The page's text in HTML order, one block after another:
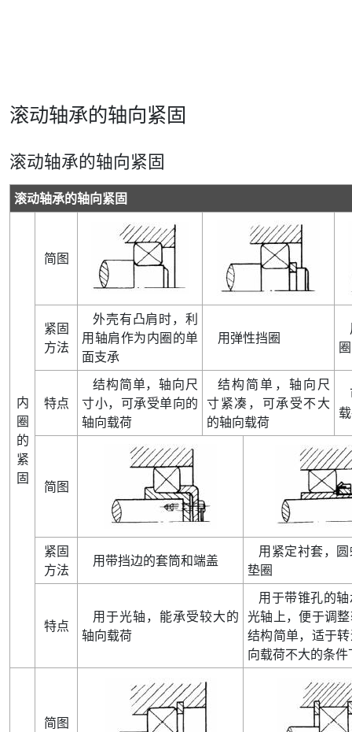
滚动轴承的轴向紧固
滚动轴承的轴向紧固
滚动轴承的轴向紧固
内
圈
的
紧
固
简图
紧固
方法
外壳有凸肩时，利
用轴肩作为内圈的单
面支承
用弹性挡圈
圈
特点
结构简单，轴向尺
寸小， 可承受单向的
轴向载荷
结构简单 ， 轴向尺
寸紧凑， 可承受不大
的轴向载荷
简图
紧固
方法
用带挡边的套筒和端盖
用紧定衬套，
垫圈
特点
用于光轴， 能承受较大的
轴向载荷
用于带锥孔的
光轴上，便于调
结构简单， 适于
向载荷不大的条件
简图